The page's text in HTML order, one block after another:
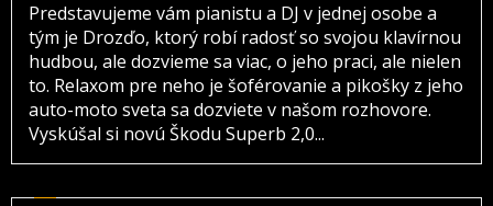
Predstavujeme vám pianistu a DJ v jednej osobe a
tým je Drozďo, ktorý robí radosť so svojou klavírnou
hudbou, ale dozvieme sa viac, o jeho praci, ale nielen
to. Relaxom pre neho je šoférovanie a pikošky z jeho
auto-moto sveta sa dozviete v našom rozhovore.
Vyskúšal si novú Škodu Superb 2,0...